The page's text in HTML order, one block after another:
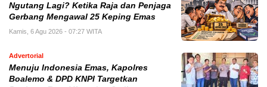
Ngutang Lagi? Ketika Raja dan Penjaga
Gerbang Mengawal 25 Keping Emas
Kamis, 6 Agu 2026 - 07:27 WITA
Advertorial
Menuju Indonesia Emas, Kapolres
Boalemo & DPD KNPI Targetkan